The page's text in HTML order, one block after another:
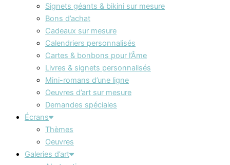
Signets géants & bikini sur mesure
Bons d’achat
Cadeaux sur mesure
Calendriers personnalisés
Cartes & bonbons pour l’Âme
Livres & signets personnalisés
Mini-romans d’une ligne
Oeuvres d’art sur mesure
Demandes spéciales
Écrans
Thèmes
Oeuvres
Galeries d’art